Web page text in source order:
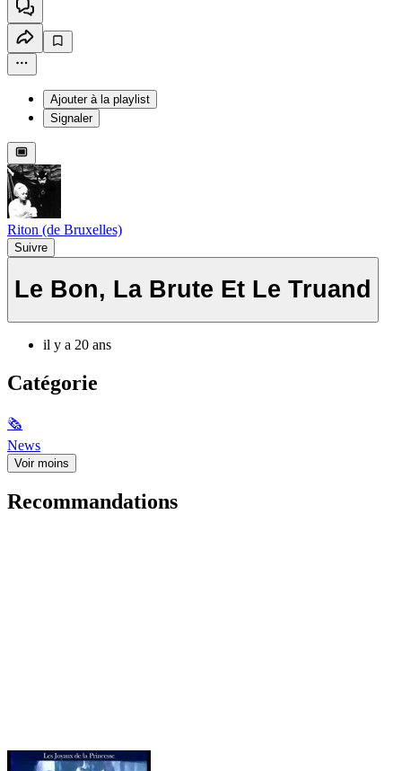
Ajouter à la playlist
Signaler
Riton (de Bruxelles)
Suivre
Le Bon, La Brute Et Le Truand
il y a 20 ans
Catégorie
🗞
News
Voir moins
Recommandations